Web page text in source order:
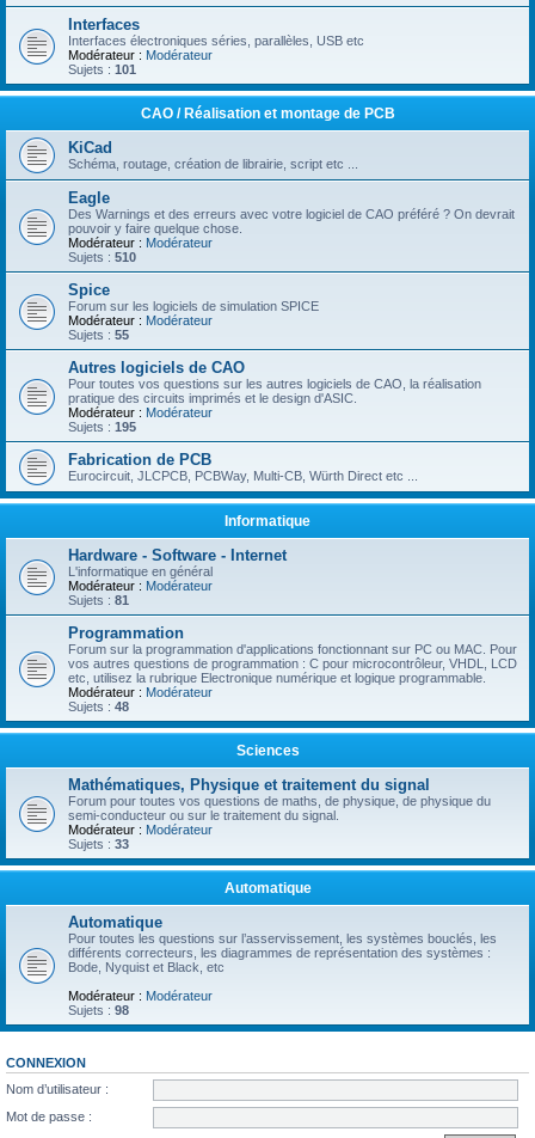
Interfaces
Interfaces électroniques séries, parallèles, USB etc
Modérateur : Modérateur
Sujets : 101
CAO / Réalisation et montage de PCB
KiCad
Schéma, routage, création de librairie, script etc ...
Eagle
Des Warnings et des erreurs avec votre logiciel de CAO préféré ? On devrait
pouvoir y faire quelque chose.
Modérateur : Modérateur
Sujets : 510
Spice
Forum sur les logiciels de simulation SPICE
Modérateur : Modérateur
Sujets : 55
Autres logiciels de CAO
Pour toutes vos questions sur les autres logiciels de CAO, la réalisation
pratique des circuits imprimés et le design d'ASIC.
Modérateur : Modérateur
Sujets : 195
Fabrication de PCB
Eurocircuit, JLCPCB, PCBWay, Multi-CB, Würth Direct etc ...
Informatique
Hardware - Software - Internet
L'informatique en général
Modérateur : Modérateur
Sujets : 81
Programmation
Forum sur la programmation d'applications fonctionnant sur PC ou MAC. Pour
vos autres questions de programmation : C pour microcontrôleur, VHDL, LCD
etc, utilisez la rubrique Electronique numérique et logique programmable.
Modérateur : Modérateur
Sujets : 48
Sciences
Mathématiques, Physique et traitement du signal
Forum pour toutes vos questions de maths, de physique, de physique du
semi-conducteur ou sur le traitement du signal.
Modérateur : Modérateur
Sujets : 33
Automatique
Automatique
Pour toutes les questions sur l’asservissement, les systèmes bouclés, les
différents correcteurs, les diagrammes de représentation des systèmes :
Bode, Nyquist et Black, etc
Modérateur : Modérateur
Sujets : 98
CONNEXION
Nom d’utilisateur :
Mot de passe :